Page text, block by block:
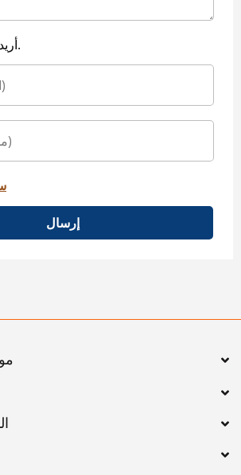
أريد ردًا على رأيي.
إرسال